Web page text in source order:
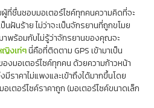
ที่ชื่นชอบมอเตอร์ไซค์ทุกคนความคิดที่จะ
ฝันร้าย ไม่ว่าจะเป็นจักรยานที่ถูกขโมย
พร้อมกับไม่รู้ว่าจักรยานของคุณจะ
ญิงเท่ๆนี่คือที่ติดตาม GPS เข้ามาเป็น
งมอเตอร์ไซค์ทุกคน ด้วยความก้าวหน้า
ราคาไม่แพงและเข้าถึงได้มากขึ้นโดย
เตอร์ไซค์ราคาถูก (มอเตอร์ไซค์ขนาดเล็ก